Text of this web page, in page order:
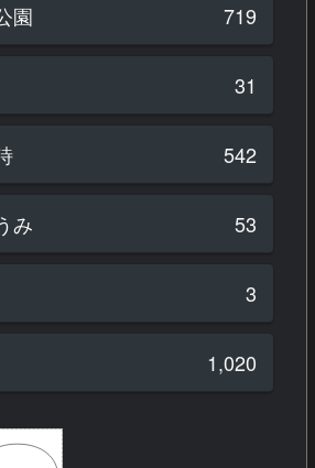
園 719
31
542
み 53
3
1,020